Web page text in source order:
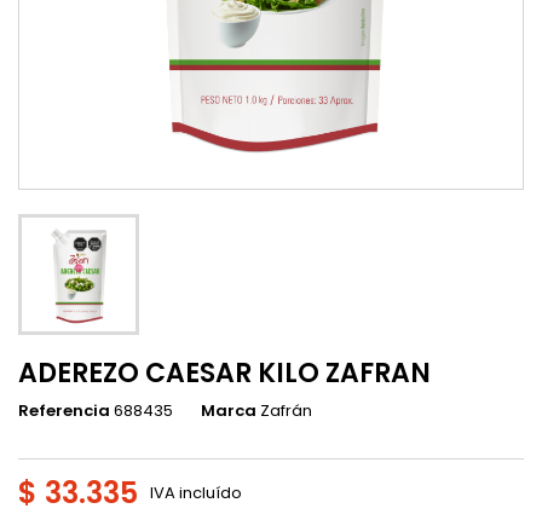
ADEREZO CAESAR KILO ZAFRAN
Referencia 688435 Marca Zafrán
$ 33.335 IVA incluído